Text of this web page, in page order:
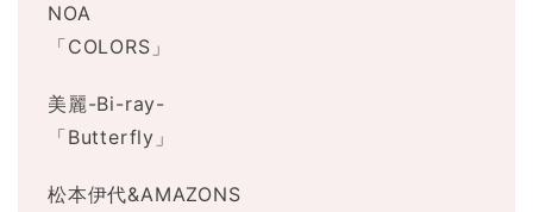
NOA
「COLORS」
美麗-Bi-ray-
「Butterfly」
松本伊代&AMAZONS